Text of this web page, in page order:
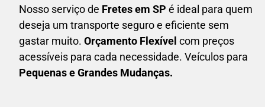
Nosso serviço de Fretes em SP é ideal para quem
deseja um transporte seguro e eficiente sem
gastar muito. Orçamento Flexível com preços
acessíveis para cada necessidade. Veículos para
Pequenas e Grandes Mudanças.